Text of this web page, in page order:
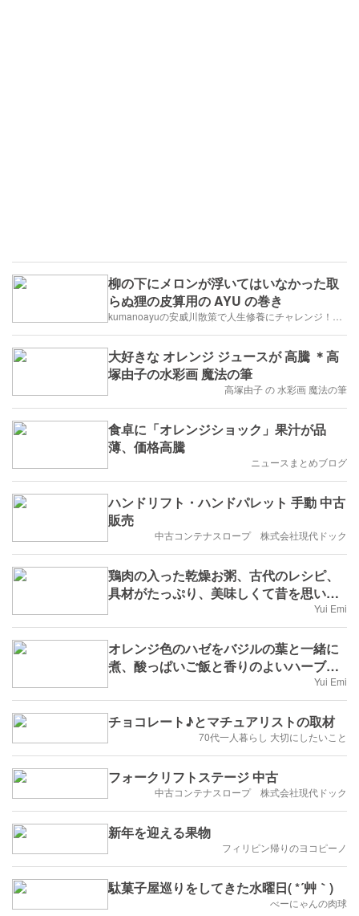
柳の下にメロンが浮いてはいなかった取
らぬ狸の皮算用の AYU の巻き
大好きな オレンジ ジュースが 高騰 ＊高
塚由子の水彩画 魔法の筆
高塚由子 の 水彩画 魔法の筆
食卓に「オレンジショック」果汁が品
薄、価格高騰
ニュースまとめブログ
ハンドリフト・ハンドパレット 手動 中古
販売
中古コンテナスロープ 株式会社現代ドック
鶏肉の入った乾燥お粥、古代のレシピ、
具材がたっぷり、美味しくて昔を思い出
Yui Emi
オレンジ色のハゼをバジルの葉と一緒に
煮、酸っぱいご飯と香りのよいハーブを
Yui Emi
チョコレート♪とマチュアリストの取材
70代一人暮らし 大切にしたいこと
フォークリフトステージ 中古
中古コンテナスロープ 株式会社現代ドック
新年を迎える果物
フィリピン帰りのヨコピーノ
駄菓子屋巡りをしてきた水曜日( *´艸｀)
べーにゃんの肉球